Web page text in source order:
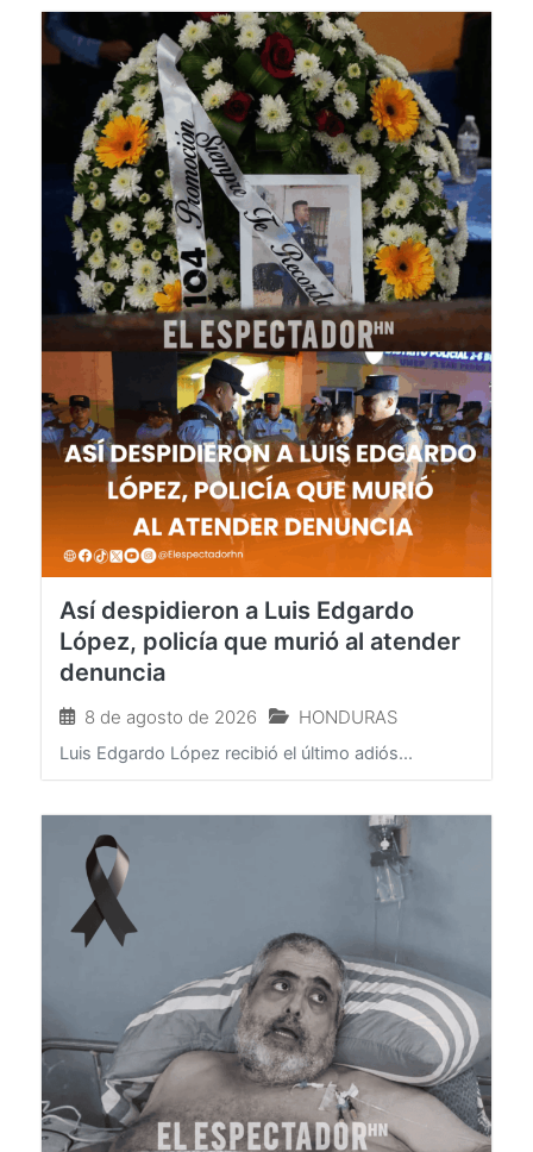
Así despidieron a Luis Edgardo
López, policía que murió al atender
8 de agosto de 2026 HONDURAS
Luis Edgardo López recibió el último adiós...